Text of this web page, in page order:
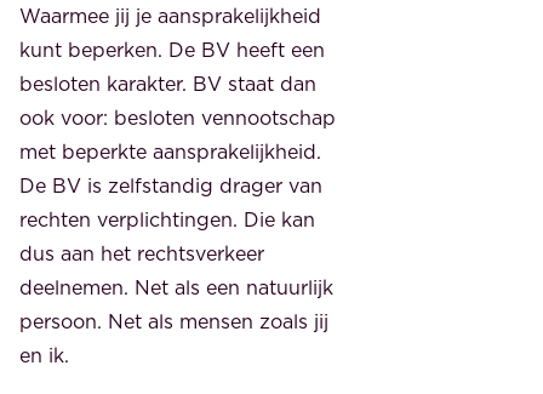
Waarmee jij je aansprakelijkheid
kunt beperken. De BV heeft een
besloten karakter. BV staat dan
ook voor: besloten vennootschap
met beperkte aansprakelijkheid.
De BV is zelfstandig drager van
rechten verplichtingen. Die kan
dus aan het rechtsverkeer
deelnemen. Net als een natuurlijk
persoon. Net als mensen zoals jij
en ik.